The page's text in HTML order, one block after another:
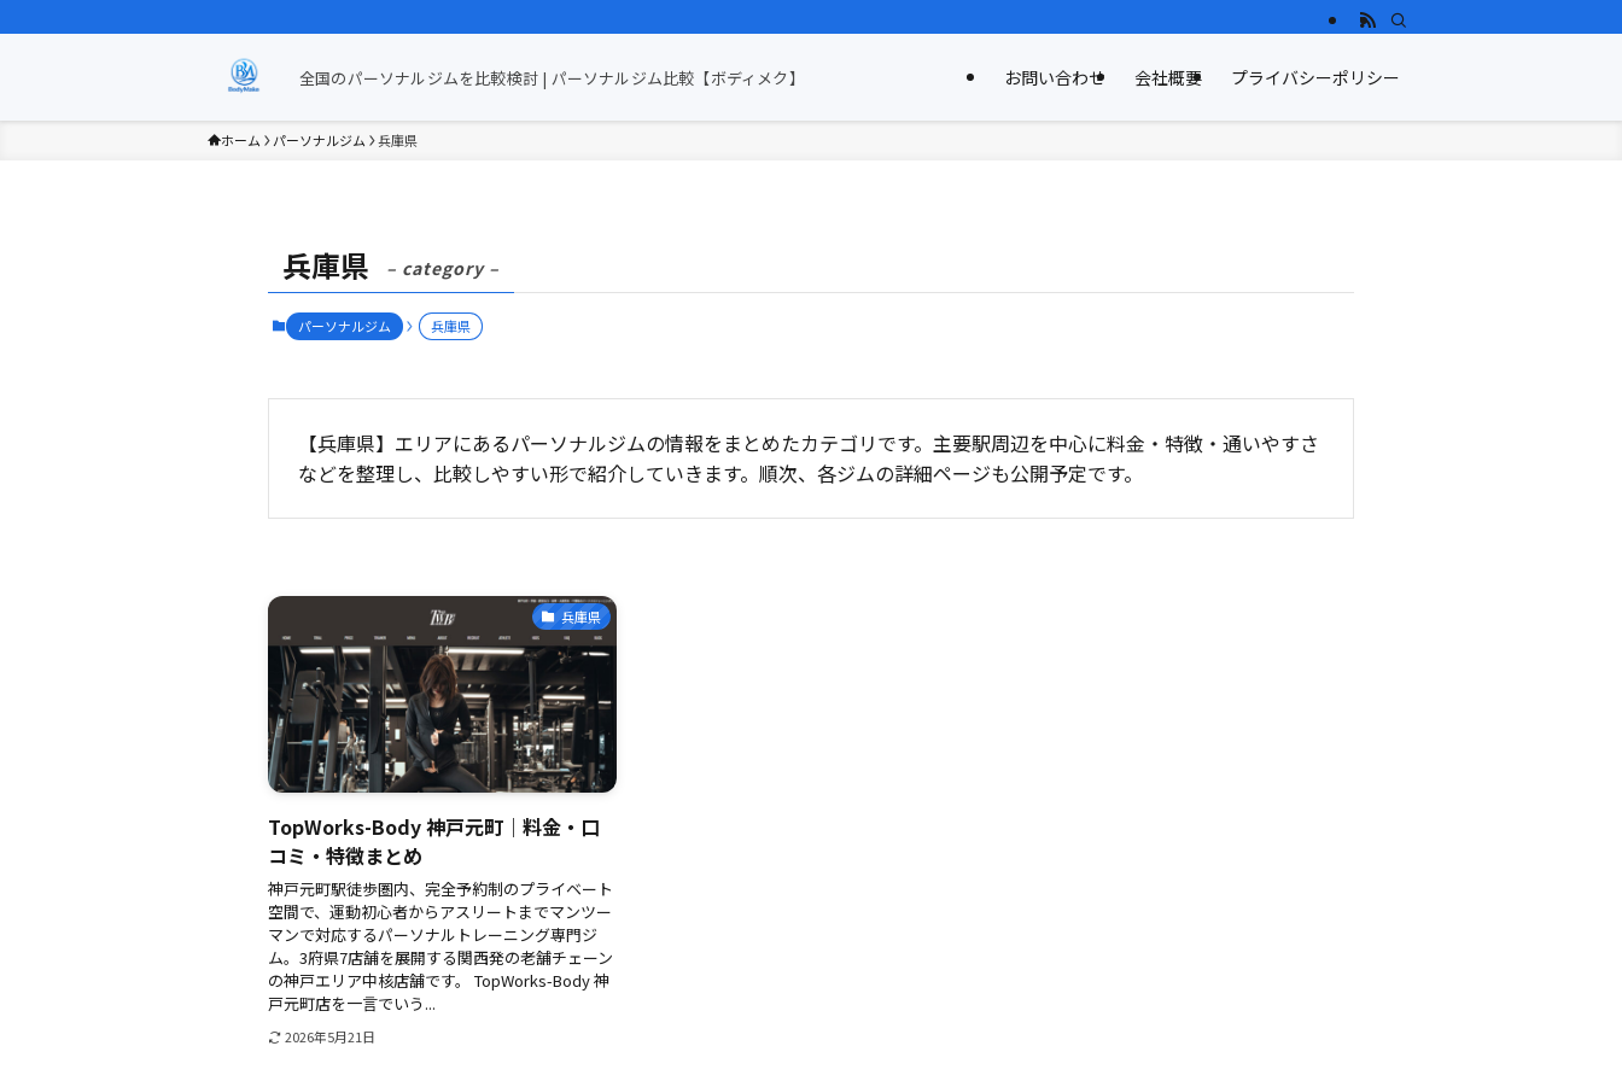
全国のパーソナルジムを比較検討 | パーソナルジム比較【ボディメク】 お問い合わせ 会社概要 プライバシーポリシー
ホーム パーソナルジム 兵庫県
兵庫県 – category –
パーソナルジム 兵庫県
【兵庫県】エリアにあるパーソナルジムの情報をまとめたカテゴリです。主要駅周辺を中心に料金・特徴・通いやすさ
などを整理し、比較しやすい形で紹介していきます。順次、各ジムの詳細ページも公開予定です。
兵庫県
TopWorks-Body 神戸元町｜料金・口
コミ・特徴まとめ
神戸元町駅徒歩圏内、完全予約制のプライベート
空間で、運動初心者からアスリートまでマンツー
マンで対応するパーソナルトレーニング専門ジ
ム。3府県7店舗を展開する関西発の老舗チェーン
の神戸エリア中核店舗です。 TopWorks-Body 神
戸元町店を一言でいう...
2026年5月21日